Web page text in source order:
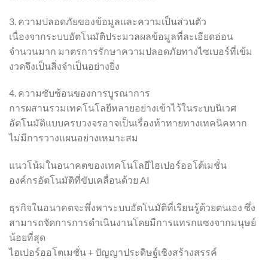
3. ความปลอดภัยของข้อมูลและความเป็นส่วนตัว
เนื่องจากระบบอัตโนมัติประมวลผลข้อมูลที่ละเอียดอ่อน
จำนวนมาก มาตรการรักษาความปลอดภัยทางไซเบอร์ที่เข้ม
งวดจึงเป็นสิ่งจำเป็นอย่างยิ่ง
4. ความซับซ้อนของการบูรณาการ
การผสานรวมเทคโนโลยีหลายอย่างเข้าไว้ในระบบนิเวศ
อัตโนมัติแบบครบวงจรอาจเป็นเรื่องท้าทายทางเทคนิคหาก
ไม่มีการวางแผนอย่างเหมาะสม
แนวโน้มในอนาคตของเทคโนโลยีไฮเปอร์ออโต้เมชั่น
องค์กรอัตโนมัติที่ขับเคลื่อนด้วย AI
ธุรกิจในอนาคตจะพึ่งพาระบบอัตโนมัติที่เรียนรู้ด้วยตนเอง ซึ่ง
สามารถจัดการการดำเนินงานโดยมีการแทรกแซงจากมนุษย์
น้อยที่สุด
ไฮเปอร์ออโตเมชั่น + ปัญญาประดิษฐ์เชิงสร้างสรรค์